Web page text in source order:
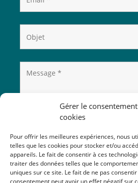
Gérer le
cookies
Pour offrir les meilleures expériences, nous
telles que les cookies pour stocker et/ou
appareils. Le fait de consentir à ces
traiter des données telles que le
uniques sur ce site. Le fait de ne pas
consentement peut avoir un effet négatif sur